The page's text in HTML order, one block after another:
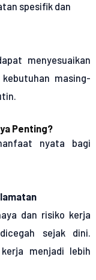
spesifik dan
menyesuaikan
masing-
Penting?
nyata bagi
dan risiko kerja
sejak dini.
menjadi lebih